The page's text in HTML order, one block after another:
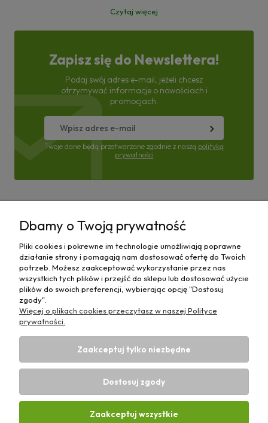
Czytaj więcej
Zapisz się do Newslettera!
Podaj swój adres e-mail, jeżeli chcesz
otrzymywać informacje o nowościach i
promocjach.
Twoje dane będą przetwarzane zgodnie z naszą polityką
prywatności
Moje konto
Płatności i dostawa
Informacje
O nas
Sklep rolniczy z częściami do maszyn E-ciągnik |
731 424 460| NIP: 5562573838 | REGON:
Dbamy o Twoją prywatność
Pliki cookies i pokrewne im technologie umożliwiają poprawne
działanie strony i pomagają nam dostosować ofertę do Twoich
potrzeb. Możesz zaakceptować wykorzystanie przez nas
wszystkich tych plików i przejść do sklepu lub dostosować użycie
plików do swoich preferencji, wybierając opcję "Dostosuj
zgody".
Więcej o plikach cookies przeczytasz w naszej Polityce
prywatności.
Zaakceptuj tylko niezbędne
Dostosuj zgody
Zaakceptuj wszystkie